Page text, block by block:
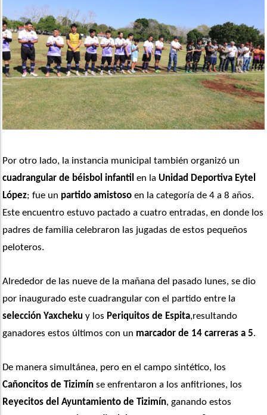
cuadrangular de béisbol infantil en la Unidad Deportiva Eytel
López; fue un partido amistoso en la categoría de 4 a 8 años.
Este encuentro estuvo pactado a cuatro entradas, en donde los
padres de familia celebraron las jugadas de estos pequeños
peloteros.
Alrededor de las nueve de la mañana del pasado lunes, se dio
por inaugurado este cuadrangular con el partido entre la
selección Yaxcheku y los Periquitos de Espita,resultando
ganadores estos últimos con un marcador de 14 carreras a 5.
Cañoncitos de Tizimín
Reyecitos del Ayuntamiento de Tizimín, ganando estos